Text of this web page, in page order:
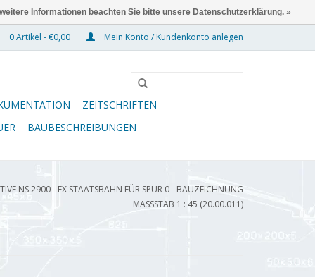
0 Artikel - €0,00 Mein Konto / Kundenkonto anlegen
ZEITSCHRIFTEN
BAUBESCHREIBUNGEN
NS 2900 - EX STAATSBAHN FÜR SPUR 0 - BAUZEICHNUNG
MASSSTAB 1 : 45 (20.00.011)
Informationen beachten Sie bitte unsere Datenschutzerklärung. »